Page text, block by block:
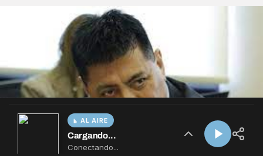
AL AIRE
Cargando...
Conectando...